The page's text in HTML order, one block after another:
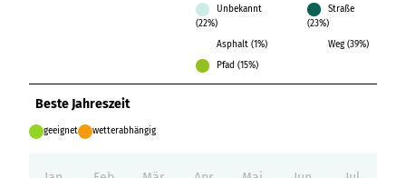
Unbekannt
(22%)
Straße
(23%)
Asphalt (1%)
Weg (39%)
Pfad (15%)
Beste Jahreszeit
geeignet wetterabhängig